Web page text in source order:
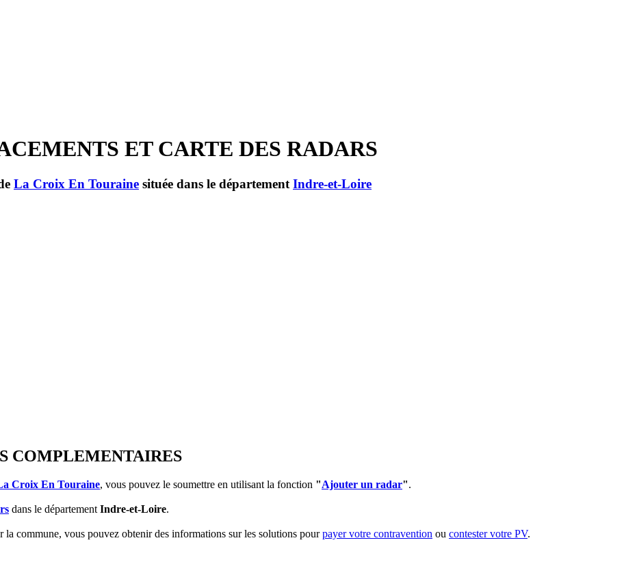
ET CARTE DES RADARS
La Croix En Touraine située dans le département Indre-et-Loire
COMPLEMENTAIRES
Croix En Touraine, vous pouvez le soumettre en utilisant la fonction "Ajouter un radar".
dans le départementIndre-et-Loire.
commune, vous pouvez obtenir des informations sur les solutions pourpayer votre contravention ou contester votre PV.